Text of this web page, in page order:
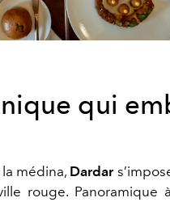
qui
médina, Dardar
rouge. Panoramique